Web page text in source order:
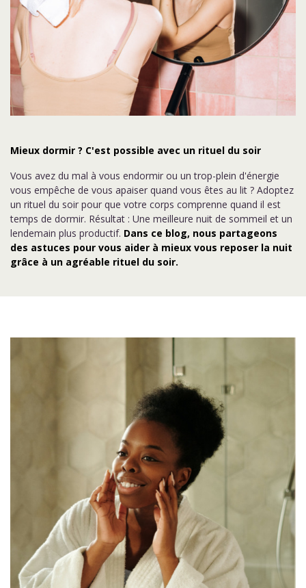
Mieux dormir ? C'est possible avec un rituel du soir
Vous avez du mal à vous endormir ou un trop-plein d'énergie
vous empêche de vous apaiser quand vous êtes au lit ? Adoptez
un rituel du soir pour que votre corps comprenne quand il est
temps de dormir. Résultat : Une meilleure nuit de sommeil et un
lendemain plus productif. Dans ce blog, nous partageons
des astuces pour vous aider à mieux vous reposer la nuit
grâce à un agréable rituel du soir.